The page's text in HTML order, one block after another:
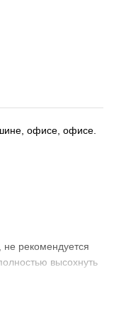
офисе, офисе.
рекомендуется
высохнуть